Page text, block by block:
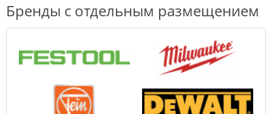
Бренды с отдельным размещением